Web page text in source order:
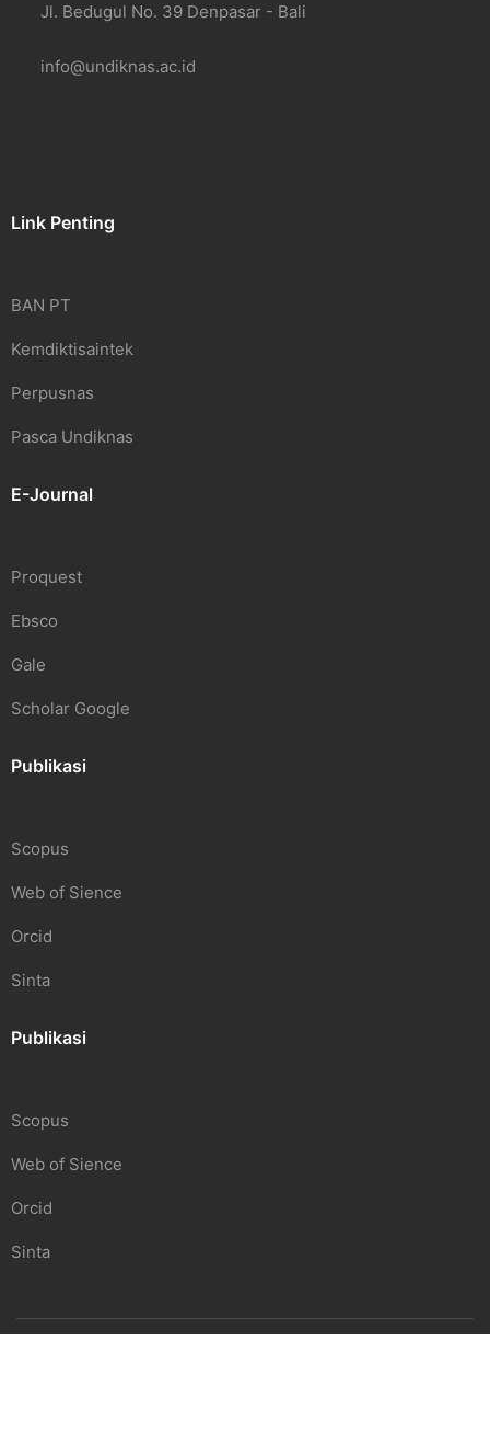
Jl. Bedugul No. 39 Denpasar - Bali
info@undiknas.ac.id
Link Penting
BAN PT
Kemdiktisaintek
Perpusnas
Pasca Undiknas
E-Journal
Proquest
Ebsco
Gale
Scholar Google
Publikasi
Scopus
Web of Sience
Orcid
Sinta
Publikasi
Scopus
Web of Sience
Orcid
Sinta